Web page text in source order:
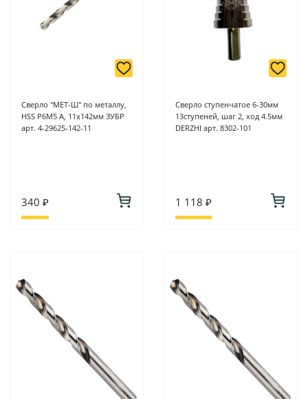
Сверло "МЕТ-Ш" по металлу,
HSS Р6М5 А, 11х142мм ЗУБР
арт. 4-29625-142-11
340 ₽
Сверло ступенчатое 6-30мм
13ступеней, шаг 2, ход 4.5мм
DERZHI арт. 8302-101
1 118 ₽